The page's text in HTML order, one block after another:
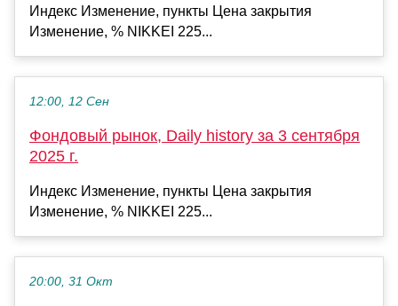
Индекс Изменение, пункты Цена закрытия
Изменение, % NIKKEI 225...
12:00, 12 Сен
Фондовый рынок, Daily history за 3 сентября
2025 г.
Индекс Изменение, пункты Цена закрытия
Изменение, % NIKKEI 225...
20:00, 31 Окт